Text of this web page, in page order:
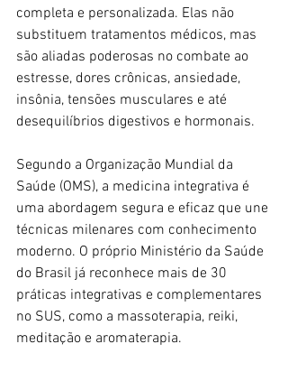
completa e personalizada. Elas não
substituem tratamentos médicos, mas
são aliadas poderosas no combate ao
estresse, dores crônicas, ansiedade,
insônia, tensões musculares e até
desequilíbrios digestivos e hormonais.
Segundo a Organização Mundial da
Saúde (OMS), a medicina integrativa é
uma abordagem segura e eficaz que une
técnicas milenares com conhecimento
moderno. O próprio Ministério da Saúde
do Brasil já reconhece mais de 30
práticas integrativas e complementares
no SUS, como a massoterapia, reiki,
meditação e aromaterapia.